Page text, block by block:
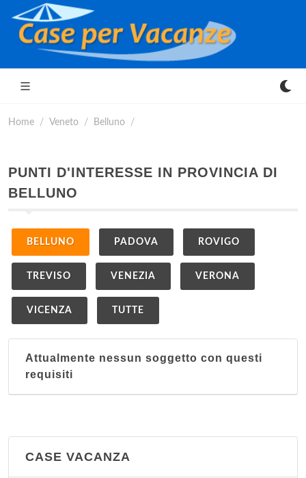
Home Veneto Belluno
PUNTI D'INTERESSE IN PROVINCIA DI
BELLUNO
BELLUNO PADOVA ROVIGO
TREVISO VENEZIA VERONA
VICENZA TUTTE
Attualmente nessun soggetto con questi
requisiti
CASE VACANZA